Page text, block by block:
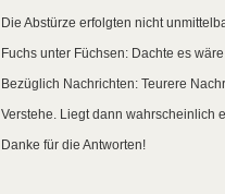
Die Abstürze erfolgten nicht
Fuchs unter Füchsen: Dachte es
Bezüglich Nachrichten: Teurere
Verstehe. Liegt dann wahrscheinlich
Danke für die Antworten!